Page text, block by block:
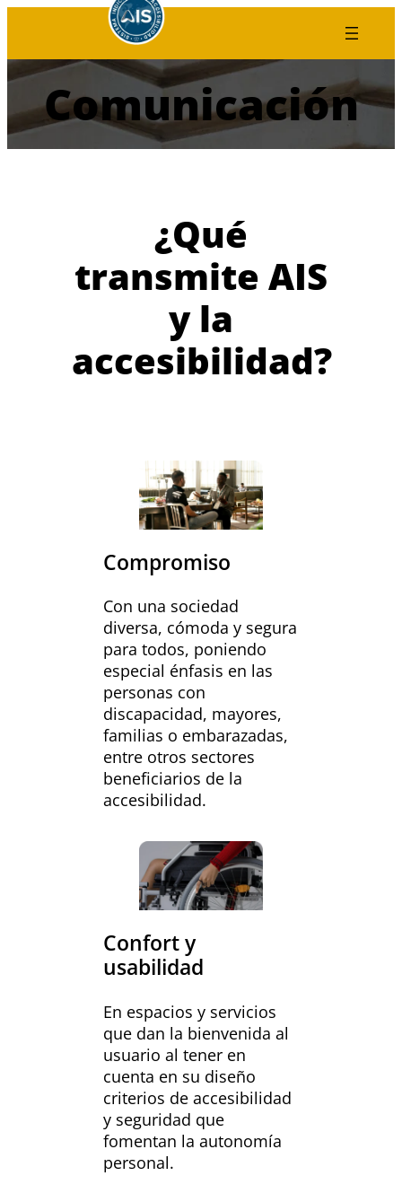
contenido
Comunicación
¿Qué
transmite AIS
y la
accesibilidad?
Compromiso
Con una sociedad
diversa, cómoda y segura
para todos, poniendo
especial énfasis en las
personas con
discapacidad, mayores,
familias o embarazadas,
entre otros sectores
beneficiarios de la
accesibilidad.
Confort y
usabilidad
En espacios y servicios
que dan la bienvenida al
usuario al tener en
cuenta en su diseño
criterios de accesibilidad
y seguridad que
fomentan la autonomía
personal.